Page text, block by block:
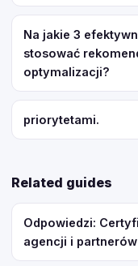
Na jakie 3
stosować
optymalizacji?
priorytetami.
Related guides
Odpowiedzi:
agencji i